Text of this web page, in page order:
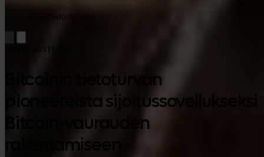
CFO SatoshiLabs
LYHYT HISTORIA
Bitcoinin tietoturvan
pioneereista sijoitussovellukseksi
Bitcoin-vaurauden
rakentamiseen